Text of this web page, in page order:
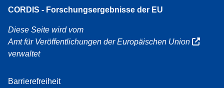
CORDIS - Forschungsergebnisse der EU
Diese Seite wird vom
Amt für Veröffentlichungen der Europäischen Union
verwaltet
Barrierefreiheit